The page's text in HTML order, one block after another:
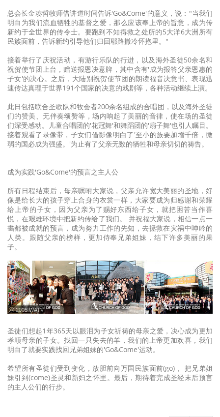
总会长金凑哲牧师借讲道时间告诉'Go&Come'的意义，说："当我们
明白为我们流血牺牲的基督之爱，那么应该奉上帝的旨意，成为传
新约于全世界的传令士。要跑到不知得救之处所的5大洋6大洲所有
民族面前，告诉新约引导他们归回耶路撒冷怀抱里。"
接着举行了庆祝活动，有游行乐队的行进，以及海外圣徒50余名和
祝贺使节团上台，赠送报恩决意牌，其中含有'成为报答父亲恩惠的
子女'的决心。之后，大陆别祝贺使节团的朗读福音决意书、表现迅
速传达真理于世界191个国家的决意的戏剧等，各种活动继续上演。
此日包括联合圣歌队和牧会者200余名组成的合唱团，以及海外圣徒
们的赞美、无伴奏颂赞等，场内响起了美丽的音律，使在场的圣徒
们深受感动。儿童合唱团的'花冠舞'和舞蹈团的'扇子舞'也引人瞩目。
接着观看了录像带，子女们借影像明白了'至小的族要加增千倍，微
弱的国必成为强盛。'为止有了父亲无数的牺牲和母亲切切的祷告。
成为实践'Go&Come'的预言之主人公
所有日程结束后，母亲嘱咐大家说，父亲允许宽大美丽的圣地，好
像是给长大的孩子穿上合身的衣裳一样，大家要成为归感谢和荣耀
给上帝的子女，因为父亲为了赐好东西给子女，就把困苦当作喜
悦，在艰难环境中把新约传给了我们。 并祝福大家说，相信一点一
畵都被成就的预言，成为努力工作的先知，去拯救在灾祸中呻吟的
人类。跟随父亲的榜样，更加侍奉兄弟姐妹，结下许多美丽的果
子。
ⓒ 2005 WATV
圣徒们想起1年365天以眼泪为子女祈祷的母亲之爱，决心成为更加
孝顺母亲的子女。找回一只失去的羊，我们的上帝更加欢喜，我们
明白了就要实践找回兄弟姐妹的'Go&Come'运动。
希望所有圣徒们受到变化，放胆前向万国民族面前(go)， 把兄弟姐
妹引到(come)圣灵和新妇之怀里。最后，期待着完成圣经末后预言
的主人公们的行步。